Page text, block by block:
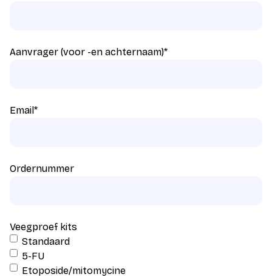
Aanvrager (voor -en achternaam)*
Email*
Ordernummer
Veegproef kits
Standaard
5-FU
Etoposide/mitomycine